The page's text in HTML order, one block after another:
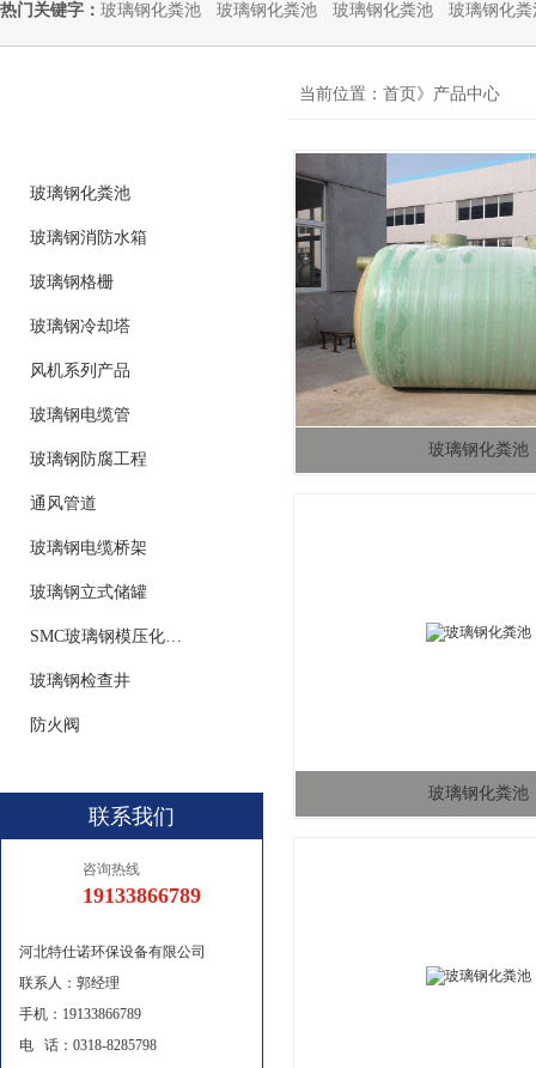
热门关键字： 玻璃钢化粪池 玻璃钢化粪池 玻璃钢化粪池 玻璃钢化粪
玻璃钢化粪池
玻璃钢消防水箱
玻璃钢格栅
玻璃钢冷却塔
风机系列产品
玻璃钢电缆管
玻璃钢防腐工程
通风管道
玻璃钢电缆桥架
玻璃钢立式储罐
SMC玻璃钢模压化粪池
玻璃钢检查井
防火阀
联系我们
咨询热线
19133866789
河北特仕诺环保设备有限公司
联系人：郭经理
手机：19133866789
电 话：0318-8285798
当前位置：首页》产品中心
玻璃钢化粪池
玻璃钢化粪池